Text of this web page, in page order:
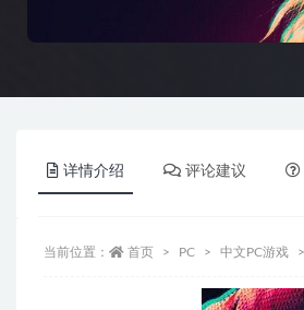
详情介绍 评论建议
当前位置： 首页 PC 中文PC游戏